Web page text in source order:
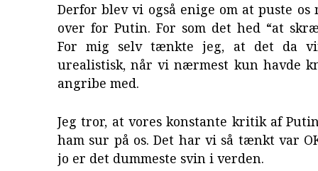
Derfor blev vi også enige om at puste os
over for Putin. For som det hed “at
For mig selv tænkte jeg, at det da
urealistisk, når vi nærmest kun havde
angribe med.
Jeg tror, at vores konstante kritik af
ham sur på os. Det har vi så tænkt var
jo er det dummeste svin i verden.